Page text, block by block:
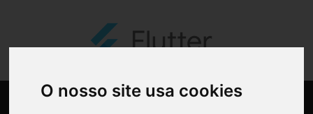
O nosso site usa cookies